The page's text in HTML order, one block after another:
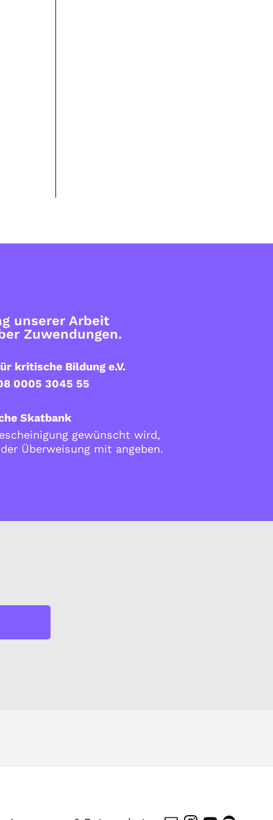
unserer Arbeit
Zuwendungen.
kritische Bildung e.V.
0005 3045 55
Skatbank
gewünscht wird,
Überweisung mit angeben.